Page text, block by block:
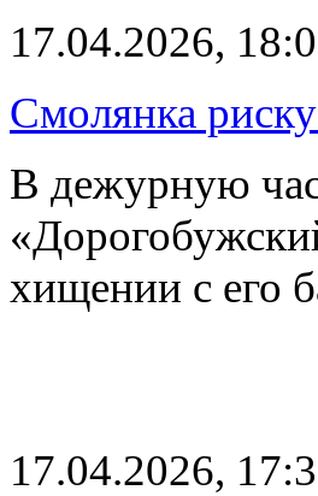
17.04.2026,
Смолянка
В дежурную
хищении с его
17.04.2026,